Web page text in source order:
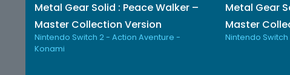
Metal Gear Solid : Peace Walker –
Master Collection Version
Nintendo Switch 2 - Action Aventure -
Konami
Metal Gear
Master
Nintendo